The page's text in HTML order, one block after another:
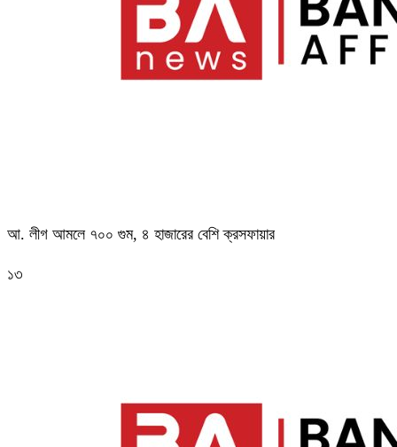
আ. লীগ আমলে ৭০০ গুম, ৪ হাজারের বেশি ক্রসফায়ার
১৩